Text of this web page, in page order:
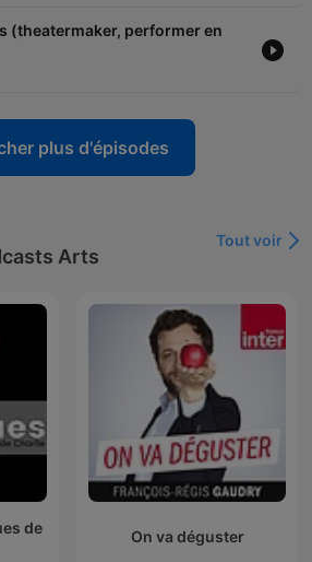
(theatermaker, performer en
plus d'épisodes
Arts
Tout voir
de
On va déguster